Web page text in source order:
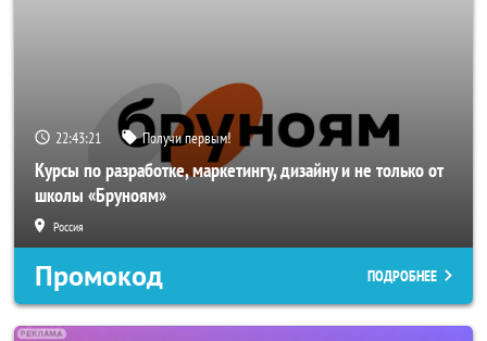
22:43:20 Получи первым!
Курсы по разработке, маркетингу, дизайну и не только от
школы «Бруноям»
Россия
Промокод ПОДРОБНЕЕ